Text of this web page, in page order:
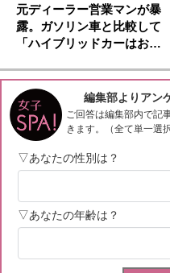
元ディーラー営業マンが暴
露。ガソリン車と比較して
「ハイブリッドカーはお…